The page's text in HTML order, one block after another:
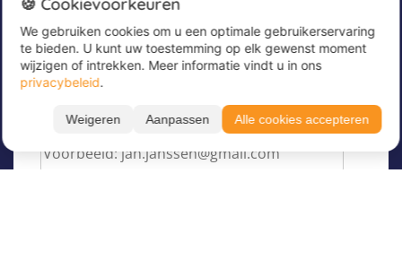
Meld u nu aan voor onze nieuwsbrief om
geweldige aanbiedingen te ontvangen en op de
hoogte te blijven!
Voer hier uw e-mailadres in*
We gebruiken cookies om u een optimale gebruikerservaring
te bieden. U kunt uw toestemming op elk gewenst moment
wijzigen of intrekken. Meer informatie vindt u in ons
privacybeleid.
Weigeren Aanpassen Alle cookies accepteren